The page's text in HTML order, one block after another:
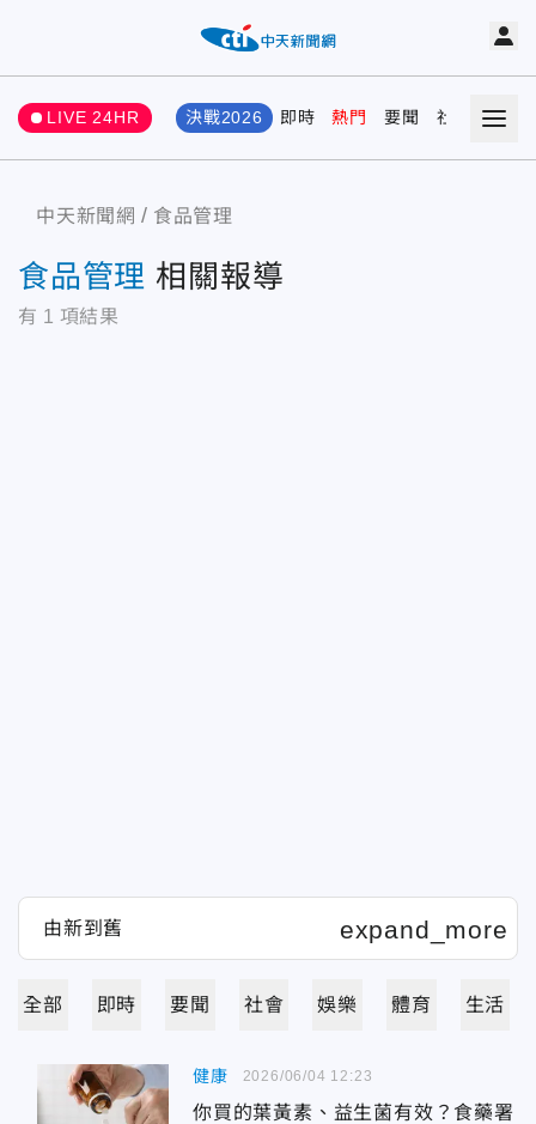
LIVE 24HR 決戰2026 即時 熱門 要聞 社會 娛樂
中天新聞網 食品管理
食品管理 相關報導
有 1 項結果
全部 即時 要聞 社會 娛樂 體育 生活
健康
你買的葉黃素、益生菌有效？食藥署
2026/06/04 12:23